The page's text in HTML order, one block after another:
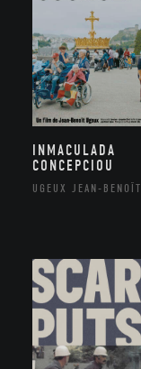
INMACULADA
CONCEPCIOU
UGEUX JEAN-BENOÎT